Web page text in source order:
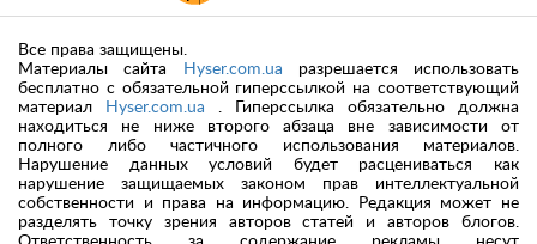
Все права защищены.
Материалы сайта
Hyser.com.ua разрешается использовать
бесплатно с обязательной гиперссылкой на соответствующий
материал
Hyser.com.ua . Гиперссылка обязательно должна
находиться не ниже второго абзаца вне зависимости от
полного либо частичного использования материалов.
Нарушение данных условий будет расцениваться как
нарушение защищаемых законом прав интеллектуальной
собственности и права на информацию. Редакция может не
разделять точку зрения авторов статей и авторов блогов.